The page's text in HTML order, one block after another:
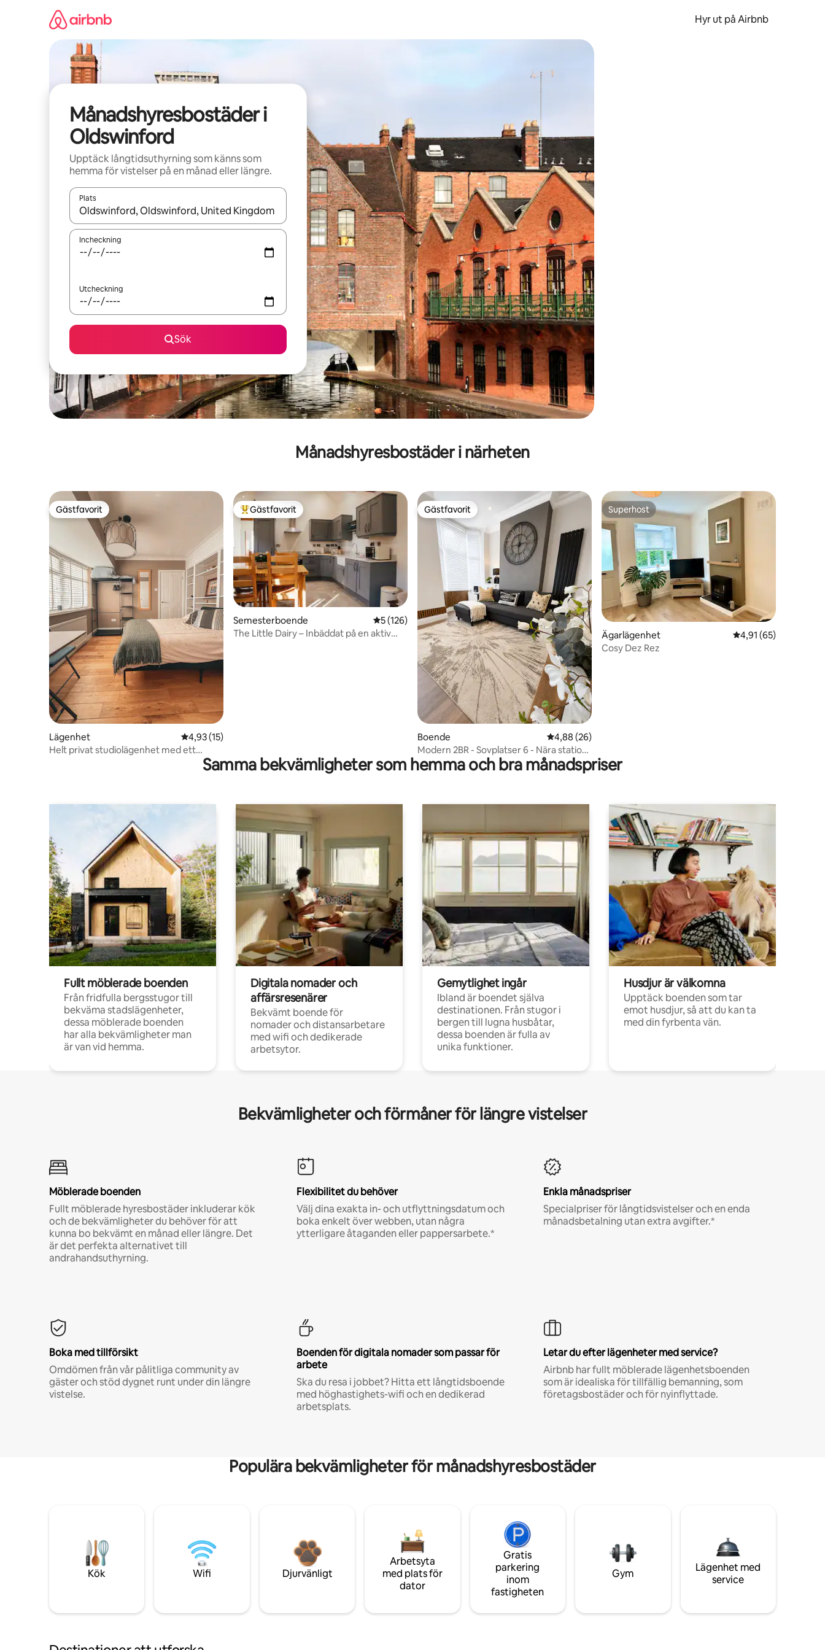
Hyr ut på Airbnb
Månadshyresbostäder i
Oldswinford
Upptäck långtidsuthyrning som känns som
hemma för vistelser på en månad eller längre.
Plats
När resultaten är tillgängliga kan du navigera med upp- och nedåtpilarna eller utforska genom att trycka eller svepa.
Incheckning
Utcheckning
Sök
Månadshyresbostäder i närheten
Gästfavorit
Gästfavorit
Lägenhet 4,93 av 5 i genomsnittligt betyg, 15 omdömen
4,93 (15)
Helt privat studiolägenhet med ett
Populär gästfavorit
Gästfavorit
Semesterboende 5 av 5 i genomsnittligt betyg, 126 omdömen
5 (126)
The Little Dairy – Inbäddat på en aktiv
Gästfavorit
Gästfavorit
Boende 4,88 av 5 i genomsnittligt betyg, 26 omdömen
4,88 (26)
Modern 2BR - Sovplatser 6 - Nära station
och butiker
Superhost
Superhost
Ägarlägenhet 4,91 av 5 i
4,91 (65)
Cosy Dez Rez
Samma bekvämligheter som hemma och bra månadspriser
Fullt möblerade boenden
Från fridfulla bergsstugor till
bekväma stadslägenheter,
dessa möblerade boenden
har alla bekvämligheter man
är van vid hemma.
Digitala nomader och
affärsresenärer
Bekvämt boende för
nomader och distansarbetare
med wifi och dedikerade
arbetsytor.
Gemytlighet ingår
Ibland är boendet själva
destinationen. Från stugor i
bergen till lugna husbåtar,
dessa boenden är fulla av
unika funktioner.
Husdjur är välkomna
Upptäck boenden som tar
emot husdjur, så att du kan ta
med din fyrbenta vän.
Bekvämligheter och förmåner för längre vistelser
Möblerade boenden
Fullt möblerade hyresbostäder inkluderar kök
och de bekvämligheter du behöver för att
kunna bo bekvämt en månad eller längre. Det
är det perfekta alternativet till
andrahandsuthyrning.
Flexibilitet du behöver
Välj dina exakta in- och utflyttningsdatum och
boka enkelt över webben, utan några
ytterligare åtaganden eller pappersarbete.*
Enkla månadspriser
Specialpriser för långtidsvistelser och en enda
månadsbetalning utan extra avgifter.*
Boka med tillförsikt
Omdömen från vår pålitliga community av
gäster och stöd dygnet runt under din längre
vistelse.
Boenden för digitala nomader som passar för
arbete
Ska du resa i jobbet? Hitta ett långtidsboende
med höghastighets-wifi och en dedikerad
arbetsplats.
Letar du efter lägenheter med service?
Airbnb har fullt möblerade lägenhetsboenden
som är idealiska för tillfällig bemanning, som
företagsbostäder och för nyinflyttade.
Populära bekvämligheter för månadshyresbostäder
Kök Wifi Djurvänligt
Arbetsyta
med plats för
dator
Gratis
parkering
inom
fastigheten
Gym
Lägenhet med
service